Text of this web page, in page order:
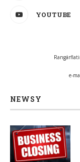
YOUTUBE
e-
NEWSY